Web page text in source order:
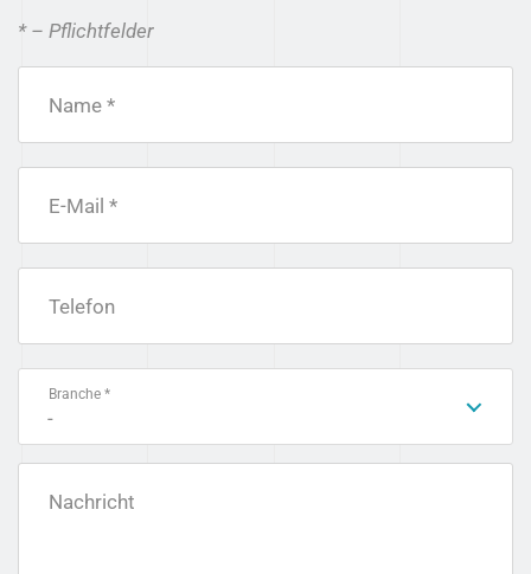
* – Pflichtfelder
Name *
E-Mail *
Telefon
Branche *
-
Nachricht